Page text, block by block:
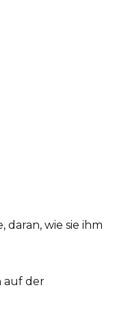
daran, wie sie ihm
auf der